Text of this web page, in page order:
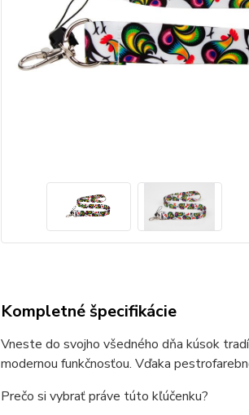
Kompletné špecifikácie
Vneste do svojho všedného dňa kúsok
modernou funkčnosťou. Vďaka
Prečo si vybrať práve túto kľúčenku?